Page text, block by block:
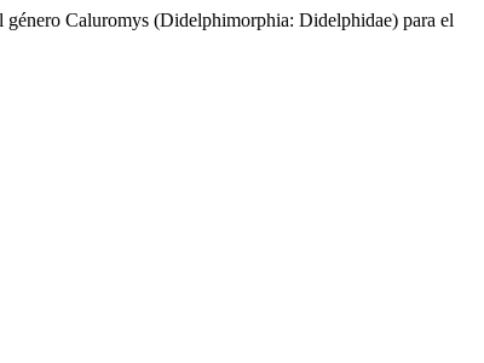
Caluromys (Didelphimorphia: Didelphidae) para el